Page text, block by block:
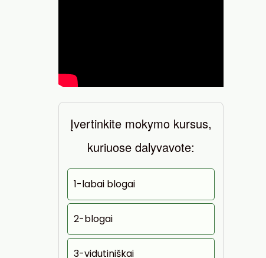
Įvertinkite mokymo kursus,
kuriuose dalyvavote:
1-labai blogai
2-blogai
3-vidutiniškai